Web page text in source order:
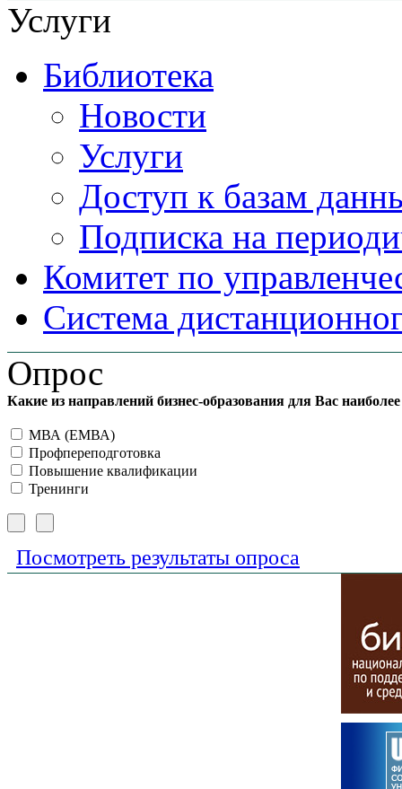
Услуги
Библиотека
Новости
Услуги
Доступ к базам
Подписка на
Комитет по
Система
Опрос
Какие из направлений бизнес-образования для Вас
МВА (ЕМВА)
Профпереподготовка
Повышение квалификации
Тренинги
Посмотреть результаты опроса